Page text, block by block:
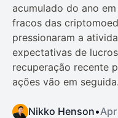
acumulado do ano
fracos das
pressionaram a
expectativas de
recuperação recente
ações vão em seguida.
Nikko Henson•